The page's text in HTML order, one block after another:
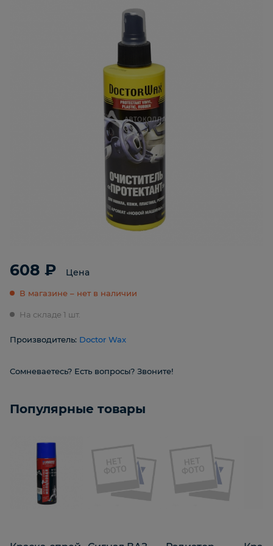
608 ₽ Цена
В магазине – нет в наличии
На складе 1 шт.
Производитель: Doctor Wax
Сомневаетесь? Есть вопросы? Звоните!
Популярные товары